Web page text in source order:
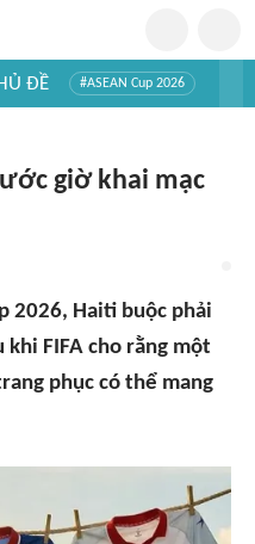
ĐỀ #ASEAN Cup 2026
giờ khai mạc
2026, Haiti buộc phải
FIFA cho rằng một
phục có thể mang